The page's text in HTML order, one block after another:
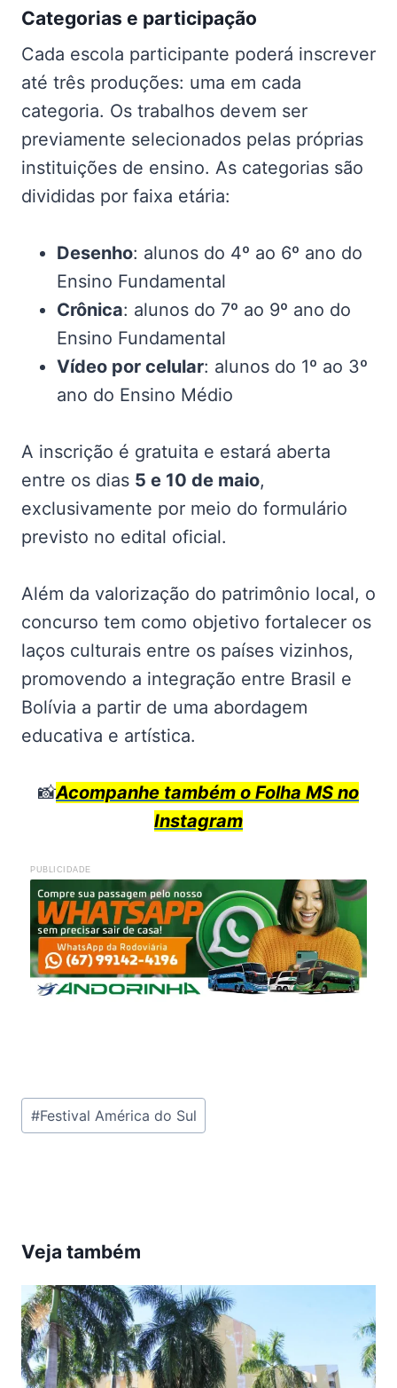
Categorias e participação
Cada escola participante poderá inscrever
até três produções: uma em cada
categoria. Os trabalhos devem ser
previamente selecionados pelas próprias
instituições de ensino. As categorias são
divididas por faixa etária:
Desenho: alunos do 4º ao 6º ano do
Ensino Fundamental
Crônica: alunos do 7º ao 9º ano do
Ensino Fundamental
Vídeo por celular: alunos do 1º ao 3º
ano do Ensino Médio
A inscrição é gratuita e estará aberta
entre os dias 5 e 10 de maio,
exclusivamente por meio do formulário
previsto no edital oficial.
Além da valorização do patrimônio local, o
concurso tem como objetivo fortalecer os
laços culturais entre os países vizinhos,
promovendo a integração entre Brasil e
Bolívia a partir de uma abordagem
educativa e artística.
📸Acompanhe também o Folha MS no
Instagram
PUBLICIDADE
Tags
do
#Festival América do Sul
Veja também